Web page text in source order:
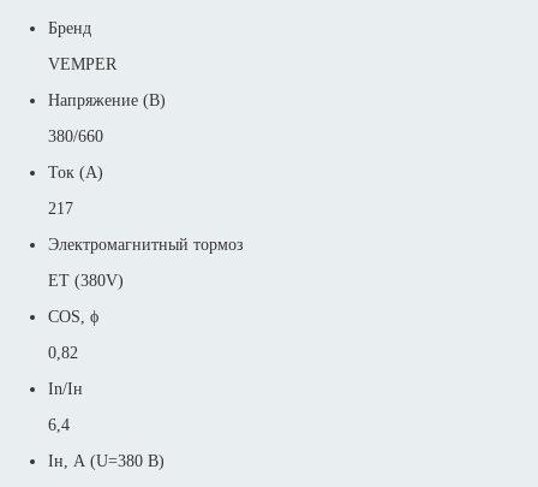
Бренд
VEMPER
Напряжение (В)
380/660
Ток (А)
217
Электромагнитный тормоз
ET (380V)
COS, ϕ
0,82
In/Iн
6,4
Iн, А (U=380 В)